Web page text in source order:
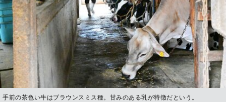
手前の茶色い牛はブラウンスミス種。甘みのある乳が特徴だという。